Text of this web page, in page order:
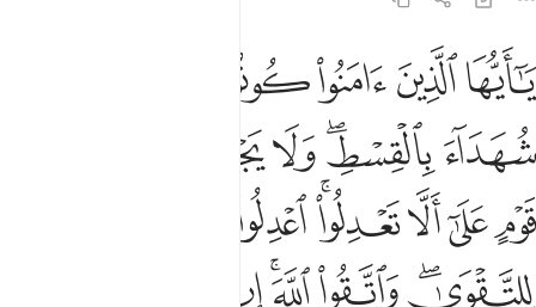
يا ايها الذين امنوا كونوا قوامين لله شهداء بالقسط ولا يجرمنكم شنان
يَـٰٓأَيُّهَا ٱلَّذِينَ ءَامَنُوا۟ كُونُوا۟ قَوَّٰمِينَ لِلَّهِ شُهَدَآءَ بِٱلْقِسْطِ ۖ وَلَا
ﲘﲙﲚﲛ
ﲞﲟﲠﲡﲢ
ﲤﲥﲦﲧﲨﲩ